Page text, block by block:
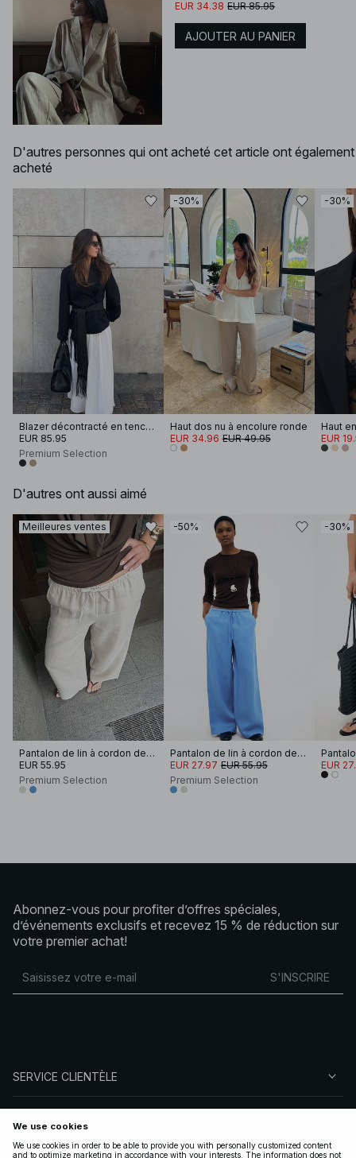
EUR 34.38 EUR 85.95
AJOUTER AU PANIER
D'autres personnes qui ont acheté cet article ont également
acheté
Blazer décontracté en tencel mélangé
EUR 85.95
Premium Selection
-30%
Haut dos nu à encolure ronde
EUR 34.96 EUR 49.95
-30%
EUR
D'autres ont aussi aimé
Meilleures ventes
Pantalon de lin à cordon de serrage
EUR 55.95
Premium Selection
-50%
Pantalon de lin à cordon de serrage
EUR 27.97 EUR 55.95
Premium Selection
-30%
EUR
Abonnez-vous pour profiter d’offres spéciales,
d’événements exclusifs et recevez 15 % de réduction sur
votre premier achat!
S'INSCRIRE
SERVICE CLIENTÈLE